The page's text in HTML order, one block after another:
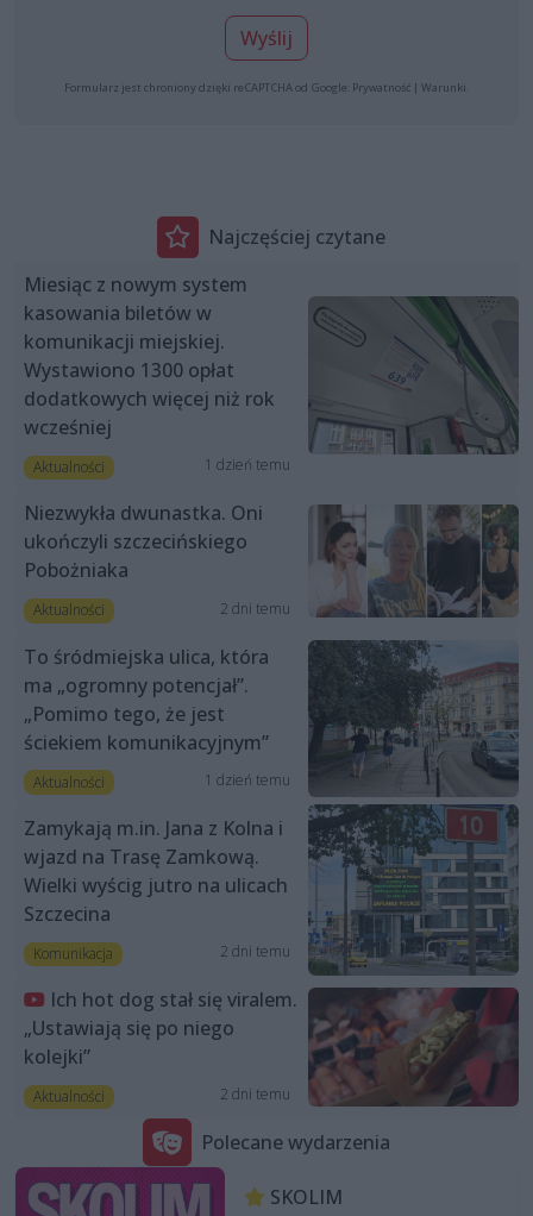
Wyślij
Formularz jest chroniony dzięki reCAPTCHA od Google: Prywatność | Warunki
Najczęściej czytane
Miesiąc z nowym system
kasowania biletów w
komunikacji miejskiej.
Wystawiono 1300 opłat
dodatkowych więcej niż rok
wcześniej
Aktualności 1 dzień temu
Niezwykła dwunastka. Oni
ukończyli szczecińskiego
Pobożniaka
Aktualności 2 dni temu
To śródmiejska ulica, która
ma „ogromny potencjał”.
„Pomimo tego, że jest
ściekiem komunikacyjnym”
Aktualności 1 dzień temu
Zamykają m.in. Jana z Kolna i
wjazd na Trasę Zamkową.
Wielki wyścig jutro na ulicach
Szczecina
Komunikacja 2 dni temu
Ich hot dog stał się viralem.
„Ustawiają się po niego
kolejki”
Aktualności 2 dni temu
Polecane wydarzenia
SKOLIM